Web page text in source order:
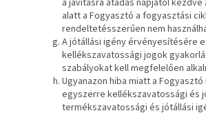
alatt a Fogyasztó a fogyasztási
rendeltetésszerűen nem
A jótállási igény érvényesítésére
kellékszavatossági jogok
szabályokat kell megfelelően
Ugyanazon hiba miatt a
egyszerre kellékszavatossági és
termékszavatossági és jótállási